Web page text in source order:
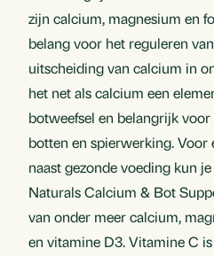
zijn calcium, magnesium en
belang voor het reguleren
uitscheiding van calcium in
het net als calcium een
botweefsel en belangrijk
botten en spierwerking. Voor
naast gezonde voeding kun
Naturals Calcium & Bot
van onder meer calcium,
en vitamine D3. Vitamine C